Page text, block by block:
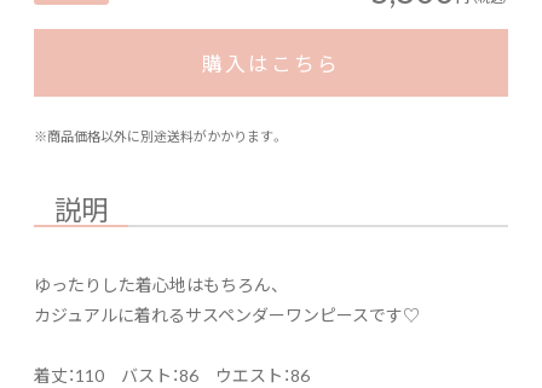
購入はこちら
※商品価格以外に別途送料がかかります。
説明
ゆったりした着心地はもちろん、
カジュアルに着れるサスペンダーワンピースです♡
着丈：110 バスト：86 ウエスト：86